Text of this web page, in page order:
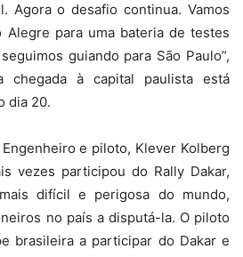
Agora o desafio continua. Vamos
para uma bateria de testes
guiando para São Paulo”,
chegada à capital paulista está
dia 20.
e piloto, Klever Kolberg
vezes participou do Rally Dakar,
difícil e perigosa do mundo,
no país a disputá-la. O piloto
brasileira a participar do Dakar e